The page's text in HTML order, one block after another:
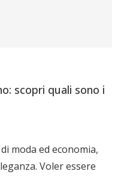
scopri quali sono i
moda ed economia,
Voler essere